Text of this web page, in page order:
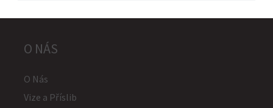
O NÁS
O Nás
Vize a Příslib